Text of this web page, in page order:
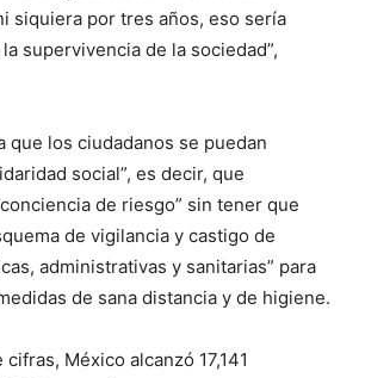
siquiera por tres años, eso sería
supervivencia de la sociedad”,
que los ciudadanos se puedan
social”, es decir, que
de riesgo” sin tener que
de vigilancia y castigo de
administrativas y sanitarias” para
de sana distancia y de higiene.
México alcanzó 17,141